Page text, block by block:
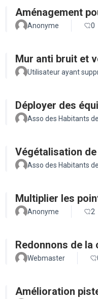
Aménagement
Anonyme 0
Mur anti bruit et
Utilisateur ayant
Déployer des
Asso des Habitants
Végétalisation
Asso des Habitants
Multiplier les
Anonyme 2
Redonnons de la
Webmaster
Amélioration